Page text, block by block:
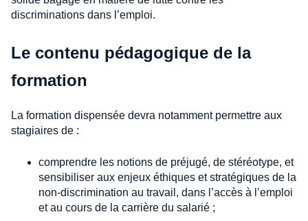
discriminations dans l’emploi.
Le contenu pédagogique de la
formation
La formation dispensée devra notamment permettre aux
stagiaires de :
comprendre les notions de préjugé, de stéréotype, et
sensibiliser aux enjeux éthiques et stratégiques de la
non-discrimination au travail, dans l’accès à l’emploi
et au cours de la carrière du salarié ;